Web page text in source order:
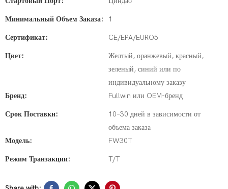
Минимальный Объем Заказа: 1
Сертификат: CE/EPA/EURO5
Цвет:
Желтый, оранжевый, красный,
зеленый, синий или по
индивидуальному заказу
Бренд:
Fullwin или OEM-бренд
Срок Поставки:
10–30 дней в зависимости от
объема заказа
Модель:
FW30T
Режим Транзакции: T/T